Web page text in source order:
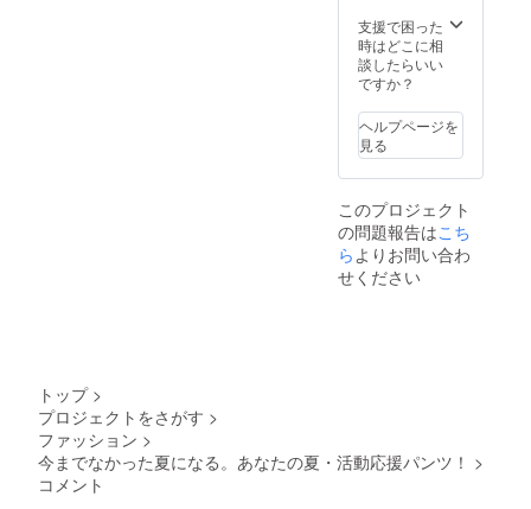
支援で困った
時はどこに相
談したらいい
ですか？
ヘルプページを
見る
このプロジェクト
の問題報告はこち
らよりお問い合わ
せください
トップ >
プロジェクトをさがす >
ファッション >
今までなかった夏になる。あなたの夏・活動応援パンツ！ >
コメント